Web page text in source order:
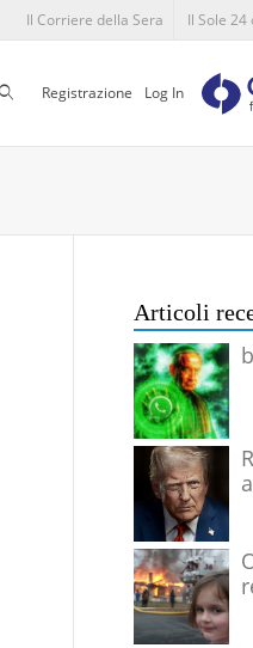
Il Corriere della Sera Il Sole 24
CercaRegistrazione Log In
Articoli